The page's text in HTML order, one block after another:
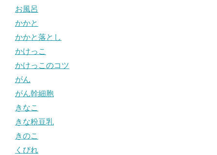
お風呂
かかと
かかと落とし
かけっこ
かけっこのコツ
がん
がん幹細胞
きなこ
きな粉豆乳
きのこ
くびれ